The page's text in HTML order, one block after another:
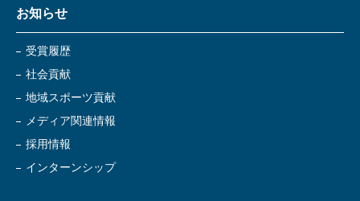
お知らせ
受賞履歴
社会貢献
地域スポーツ貢献
メディア関連情報
採用情報
インターンシップ